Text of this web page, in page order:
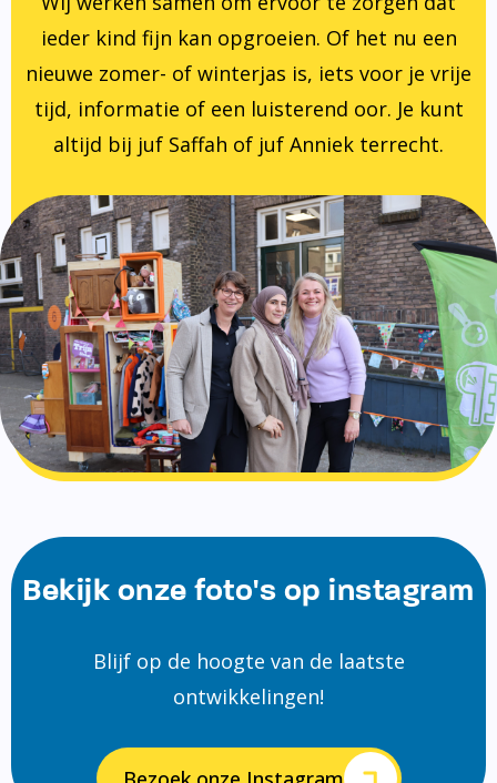
ieder kind fijn kan opgroeien. Of het nu een
nieuwe zomer- of winterjas is, iets voor je vrije
tijd, informatie of een luisterend oor. Je kunt
altijd bij juf Saffah of juf Anniek terrecht.
Bekijk onze foto's op instagram
Blijf op de hoogte van de laatste
ontwikkelingen!